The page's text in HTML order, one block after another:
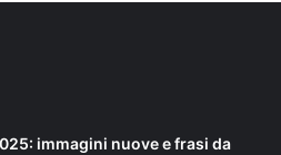
immagini nuove e frasi da